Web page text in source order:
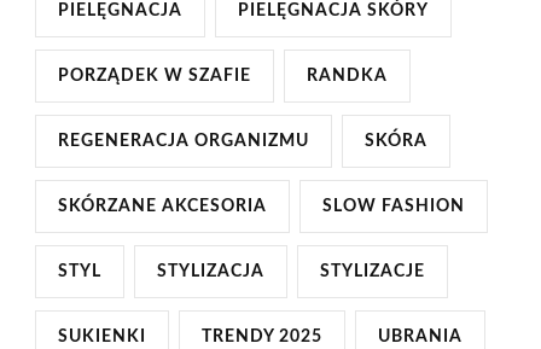
PIELĘGNACJA PIELĘGNACJA SKÓRY
PORZĄDEK W SZAFIE RANDKA
REGENERACJA ORGANIZMU SKÓRA
SKÓRZANE AKCESORIA SLOW FASHION
STYL STYLIZACJA STYLIZACJE
SUKIENKI TRENDY 2025 UBRANIA